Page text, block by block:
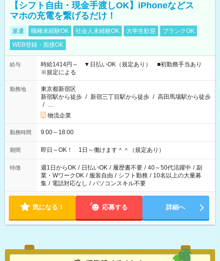
【シフト自由・現金手渡しOK】iPhoneなどス
マホの充電を繋げるだけ！
派遣 職種未経験OK 社会人未経験OK 大学生歓迎
ブランクOK
WEB登録・面接OK
給与
時給1414円～ ▼日払いOK（規定あり） ■初勤務手当あり
※規定による
勤務地
東京都新宿区
新宿駅から徒歩 / 新宿三丁目駅から徒歩 / 高田馬場駅から徒歩
/ …
物流企業
勤務時間 9:00～18:00
期間 即日～OK！ 1日～働けます＾＾（規定あり）
特徴 週1日からOK / 日払いOK / 履歴書不要 / 40～50代活躍中 / 副
業・WワークOK / 服装自由 / シフト勤務 / 10名以上の大量募
集 / 電話対応なし / パソコンスキル不要
気になる！ 応募する 詳細へ